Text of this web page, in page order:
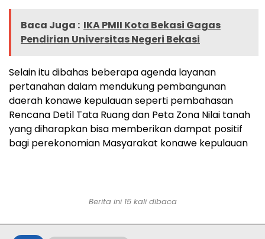
Baca Juga : IKA PMII Kota Bekasi Gagas
Pendirian Universitas Negeri Bekasi
Selain itu dibahas beberapa agenda layanan
pertanahan dalam mendukung pembangunan
daerah konawe kepulauan seperti pembahasan
Rencana Detil Tata Ruang dan Peta Zona Nilai tanah
yang diharapkan bisa memberikan dampat positif
bagi perekonomian Masyarakat konawe kepulauan
Berita ini 15 kali dibaca